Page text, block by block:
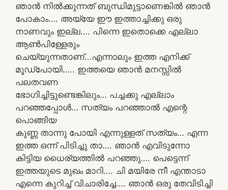
ഞാൻ നിൽക്കുന്നത് ബുന്ധിമുട്ടാണെങ്കിൽ ഞാൻ
പോകാം…. അയ്യേ ഈ ഇത്താച്ചിക്കു ഒരു
നാണവും ഇല്ല…. പിന്നെ ഇതൊക്കെ എല്ലാ
ആൺപിള്ളേരും
ചെയ്യുന്നതാണ്…എന്നാലും ഇത്ത എനിക്ക്
മൂഡ്‌പോയി….. ഇത്തയെ ഞാൻ മനസ്സിൽ
പലതവണ
ഭോഗിച്ചിട്ടുണ്ടെങ്കിലും… പച്ചക്കു എല്ലാം
പറഞ്ഞപ്പോൾ… സത്യം പറഞ്ഞാൽ എന്റെ
പൊങ്ങിയ
കുണ്ണ താന്നു പോയി എന്നുള്ളത് സത്യം… എന്ന
ഇത്ത ഒന്ന് പിടിച്ചു താ…. ഞാൻ എവിടുന്നോ
കിട്ടിയ ധൈര്യത്തിൽ പറഞ്ഞു…. പെട്ടെന്ന്
ഇത്തയുടെ മുഖം മാറി…. ചി മയിരേ നീ എന്താടാ
എന്നെ കുറിച്ച് വിചാരിച്ചേ…. ഞാൻ ഒരു തേവിടിച്ചി